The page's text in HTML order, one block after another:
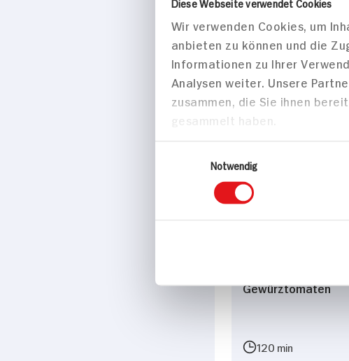
Diese Webseite verwendet Cookies
Wir verwenden Cookies, um
anbieten zu können und die
Informationen zu Ihrer
Analysen weiter. Unsere
zusammen, die Sie ihnen
gesammelt haben.
Notwendig
Nudeln in
30 min
748 kcal p. Portion
Vegetarisch
Gewürztomaten
120 min